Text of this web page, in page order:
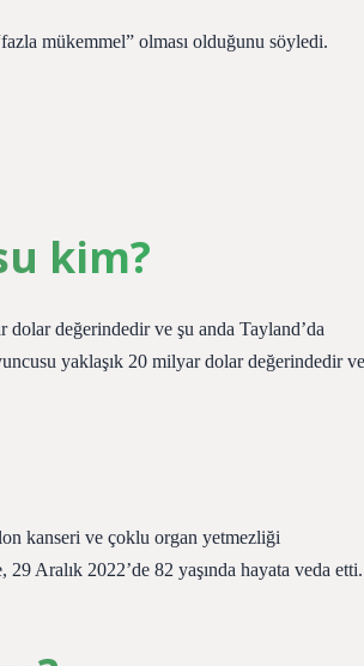
mükemmel” olması olduğunu söyledi.
kim?
değerindedir ve şu anda Tayland’da
yaklaşık 20 milyar dolar değerindedir ve
kanseri ve çoklu organ yetmezliği
Aralık 2022’de 82 yaşında hayata veda etti.